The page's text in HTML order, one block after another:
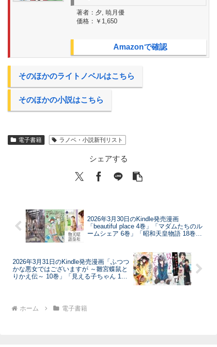
著者： 夕, 暁月優
価格： ￥1,650
Amazonで確認
そのほかのライトノベルはこちら
そのほかの小説はこちら
電子書籍 ラノベ・小説新刊リスト
シェアする
2026年3月30日のKindle発売漫画
「beautiful place 4巻」「マダムたちのル
ームシェア 6巻」「昭和天皇物語 18巻」
2026年3月31日のKindle発売漫画「ふつつ
かな悪女ではございますが ～雛宮蝶鼠と
りかえ伝～ 10巻」「見える子ちゃん 14
ホーム 電子書籍